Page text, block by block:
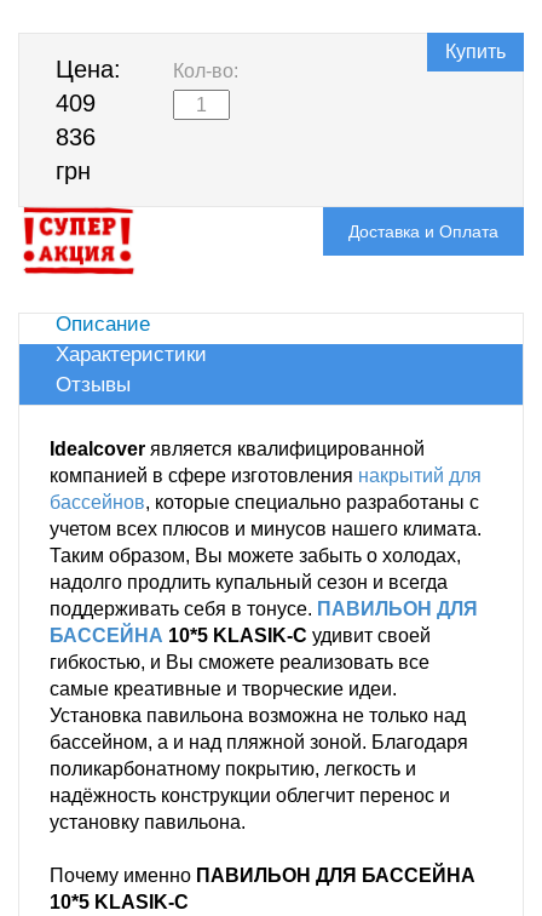
Цена:
409
836
грн
Кол-во:
Купить
Доставка и Оплата
Описание
Характеристики
Отзывы
Idealcover является квалифицированной
компанией в сфере изготовления накрытий для
бассейнов, которые специально разработаны с
учетом всех плюсов и минусов нашего климата.
Таким образом, Вы можете забыть о холодах,
надолго продлить купальный сезон и всегда
поддерживать себя в тонусе. ПАВИЛЬОН ДЛЯ
БАССЕЙНА 10*5 KLASIK-С удивит своей
гибкостью, и Вы сможете реализовать все
самые креативные и творческие идеи.
Установка павильона возможна не только над
бассейном, а и над пляжной зоной. Благодаря
поликарбонатному покрытию, легкость и
надёжность конструкции облегчит перенос и
установку павильона.
Почему именно ПАВИЛЬОН ДЛЯ БАССЕЙНА
10*5 KLASIK-С